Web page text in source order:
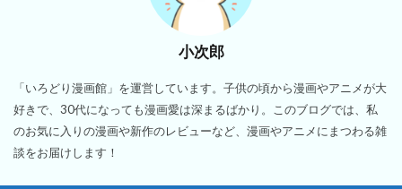
小次郎
「いろどり漫画館」を運営しています。子供の頃から漫画やアニメが大
好きで、30代になっても漫画愛は深まるばかり。このブログでは、私
のお気に入りの漫画や新作のレビューなど、漫画やアニメにまつわる雑
談をお届けします！